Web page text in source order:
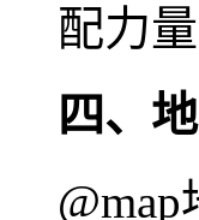
配力
四、